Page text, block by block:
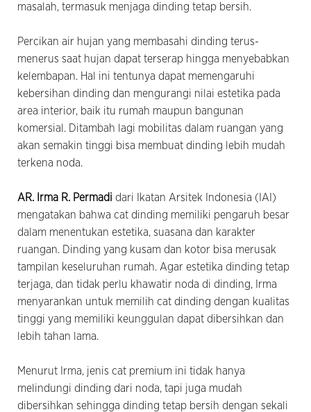
masalah, termasuk menjaga dinding tetap bersih.
Percikan air hujan yang membasahi dinding terus-
menerus saat hujan dapat terserap hingga menyebabkan
kelembapan. Hal ini tentunya dapat memengaruhi
kebersihan dinding dan mengurangi nilai estetika pada
area interior, baik itu rumah maupun bangunan
komersial. Ditambah lagi mobilitas dalam ruangan yang
akan semakin tinggi bisa membuat dinding lebih mudah
terkena noda.
AR. Irma R. Permadi dari Ikatan Arsitek Indonesia (IAI)
mengatakan bahwa cat dinding memiliki pengaruh besar
dalam menentukan estetika, suasana dan karakter
ruangan. Dinding yang kusam dan kotor bisa merusak
tampilan keseluruhan rumah. Agar estetika dinding tetap
terjaga, dan tidak perlu khawatir noda di dinding, Irma
menyarankan untuk memilih cat dinding dengan kualitas
tinggi yang memiliki keunggulan dapat dibersihkan dan
lebih tahan lama.
Menurut Irma, jenis cat premium ini tidak hanya
melindungi dinding dari noda, tapi juga mudah
dibersihkan sehingga dinding tetap bersih dengan sekali